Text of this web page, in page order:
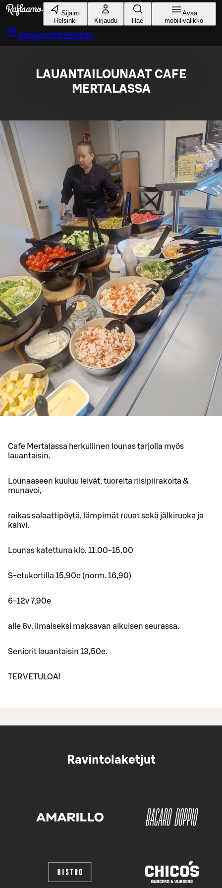
Siirry pääsisältöön
Sijainti
Helsinki
Kirjaudu Hae
Avaa
mobiilivalikko
Varaa pöytä Helsinki
LAUANTAILOUNAAT CAFE
MERTALASSA
Cafe Mertalassa herkullinen lounas tarjolla myös
lauantaisin.
Lounaaseen kuuluu leivät, tuoreita riisipiirakoita &
munavoi,
raikas salaattipöytä, lämpimät ruuat sekä jälkiruoka ja
kahvi.
Lounas katettuna klo. 11.00-15.00
S-etukortilla 15,90e (norm. 16,90)
6-12v 7,90e
alle 6v. ilmaiseksi maksavan aikuisen seurassa.
Seniorit lauantaisin 13,50e.
TERVETULOA!
Ravintolaketjut